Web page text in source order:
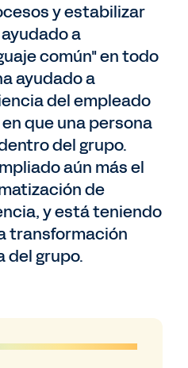
y estabilizar
a
común" en todo
ayudado a
del empleado
que una persona
del grupo.
aún más el
de
y está teniendo
transformación
del grupo.